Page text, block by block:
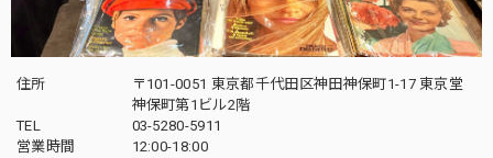
住所
〒101-0051 東京都千代田区神田神保町1-17 東京堂
神保町第1ビル2階
TEL
03-5280-5911
営業時間
12:00-18:00